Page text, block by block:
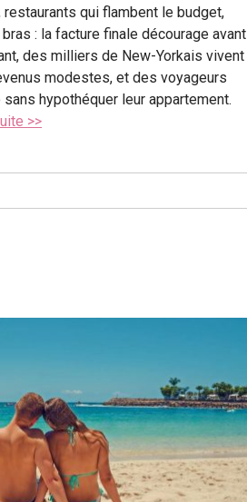
qui flambent le budget,
: la facture finale décourage avant
des milliers de New-Yorkais vivent
modestes, et des voyageurs
hypothéquer leur appartement.
>>